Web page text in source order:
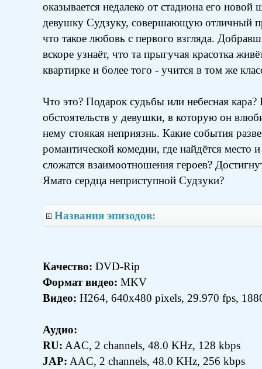
оказывается недалеко от стадиона его
девушку Судзуку, совершающую отличный
что такое любовь с первого взгляда.
вскоре узнаёт, что та прыгучая красотка
квартирке и более того - учится в том же
Что это? Подарок судьбы или небесная
обстоятельств у девушки, в которую он
нему стоякая неприязнь. Какие события
романтической комедии, где найдётся место
сложатся взаимоотношения героев?
Ямато сердца неприступной Судзуки?
Названия эпизодов:
Качество: DVD-Rip
Формат видео: MKV
Видео: H264, 640x480 pixels, 29.970 fps,
Аудио:
RU: AAC, 2 channels, 48.0 KHz, 128 kbps
JAP: AAC, 2 channels, 48.0 KHz, 256 kbps